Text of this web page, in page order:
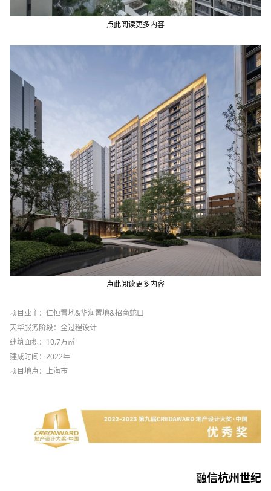
点此阅读更多内容
点此阅读更多内容
项目业主：仁恒置地&华润置地&招商蛇口
天华服务阶段：全过程设计
建筑面积：10.7万㎡
建成时间：2022年
项目地点：上海市
融信杭州世纪